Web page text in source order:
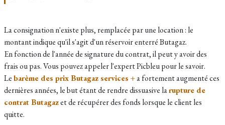
La consignation n'existe plus, remplacée par une location : le
montant indique qu'il s'agit d'un réservoir enterré Butagaz.
En fonction de l'année de signature du contrat, il peut y avoir des
frais ou pas. Vous pouvez appeler l'expert Picbleu pour le savoir.
Lebarème des prix Butagaz services +a fortement augmenté ces
dernières années, le but étant de rendre dissuasive larupture de
contrat Butagazet de récupérer des fonds lorsque le client les
quitte.